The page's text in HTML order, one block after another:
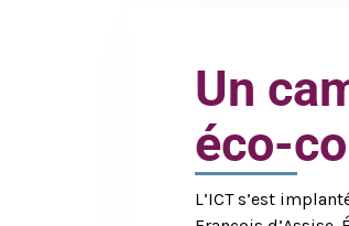
Un
éco-
L’ICT s’est